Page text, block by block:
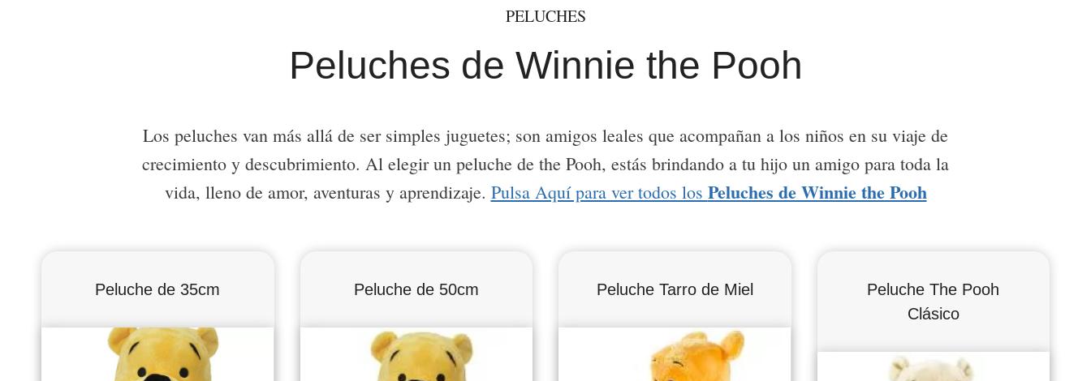
PELUCHES
Peluches de Winnie the Pooh
Los peluches van más allá de ser simples juguetes; son amigos leales que acompañan a los niños en su viaje de
crecimiento y descubrimiento. Al elegir un peluche de the Pooh, estás brindando a tu hijo un amigo para toda la
vida, lleno de amor, aventuras y aprendizaje. Pulsa Aquí para ver todos los Peluches de Winnie the Pooh
Peluche de 35cm Peluche de 50cm Peluche Tarro de Miel
Peluche The Pooh
Clásico